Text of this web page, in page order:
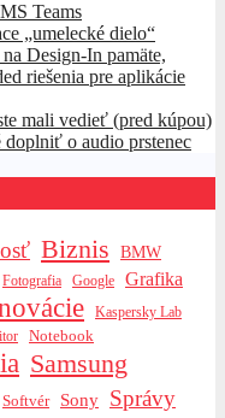
Teams
„umelecké dielo“
Design-In pamäte,
riešenia pre aplikácie
mali vedieť (pred kúpou)
o audio prstenec
Biznis BMW
Fotografia Google Grafika
Kaspersky Lab
Notebook
Samsung
Softvér Sony Správy